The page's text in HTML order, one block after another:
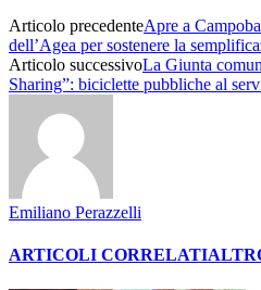
Articolo precedenteApre a
dell’Agea per sostenere la
Articolo successivoLa Giunta
Sharing”: biciclette pubbliche al
Emiliano Perazzelli
ARTICOLI CORRELATI